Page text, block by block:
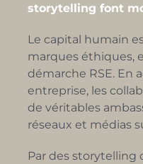
storytelling font
Le capital humain
marques éthiques,
démarche RSE. En
entreprise, les
de véritables
réseaux et médias
Par des storytelling